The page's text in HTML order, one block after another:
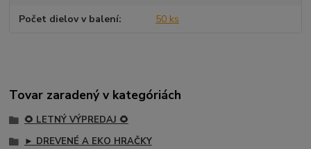
Počet dielov v balení 50 ks
Tovar zaradený v kategóriách
🌻 LETNÝ VÝPREDAJ 🌻
► DREVENÉ A EKO HRAČKY